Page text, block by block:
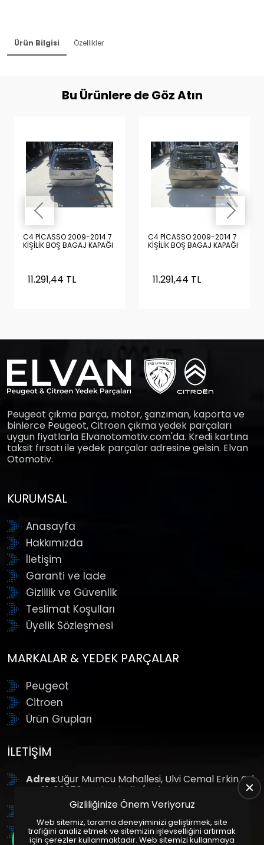
Ürün Bilgisi Özellikler
Bu Ürünlere de Göz Atın
C4 PİCASSO 2009-2014 7
KİŞİLİK BOŞ BAGAJ KAPAĞI
11.291,44 TL
C4 PİCASSO 2009-2014 7
KİŞİLİK BOŞ BAGAJ KAPAĞI
11.291,44 TL
Peugeot çıkma parça, motor, şanzıman, kaporta ve
binlerce Peugeot, Citroen çıkma yedek parçaları
uygun fiyatlarla Elvanotomotiv.com'da. Kredi kartına
taksit fırsatı ile yedek parçalar adresine gelsin. Elvan
Otomotiv.
KURUMSAL
Anasayfa
Hakkımızda
İletişim
Garanti ve İade
Gizlilik ve Güvenlik
Teslimat Koşulları
Üyelik Sözleşmesi
MARKALAR & YEDEK PARÇALAR
Peugeot
Citroen
Ürün Grupları
İLETIŞIM
Adres:Uğur Mumcu Mahallesi, Ulvi Cemal Erkin Cd.
No:61, 06370 Yenimahalle/Ankara
: +90 (312) 354 8888
GSM: +90 (532) 343 4085
Gizliliğinize Önem Veriyoruz
Web sitemiz, tarama deneyiminizi geliştirmek, site
trafiğini analiz etmek ve sitemizin işlevselliğini artırmak
için çerezler kullanmaktadır. Web sitemizi kullanmaya